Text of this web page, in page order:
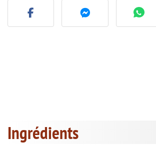
Ingrédients